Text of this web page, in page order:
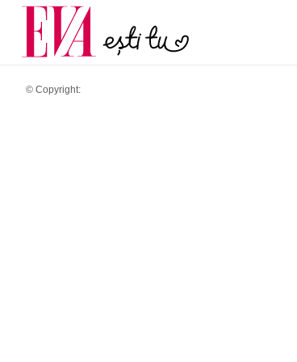
© Copyright:
Carieră
Actualitate